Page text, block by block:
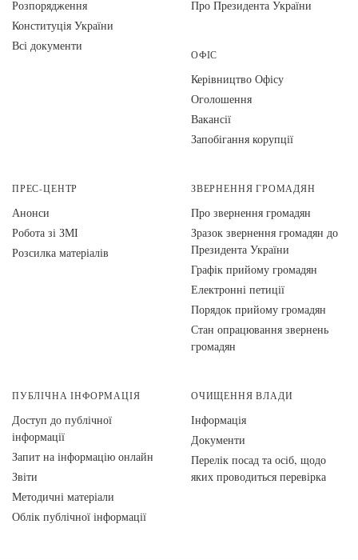
Розпорядження
Конституція України
Всі документи
Про Президента України
ОФІС
Керівництво Офісу
Оголошення
Вакансії
Запобігання корупції
ПРЕС-ЦЕНТР
Анонси
Робота зі ЗМІ
Розсилка матеріалів
ЗВЕРНЕННЯ ГРОМАДЯН
Про звернення громадян
Зразок звернення громадян до
Президента України
Графік прийому громадян
Електронні петиції
Порядок прийому громадян
Стан опрацювання звернень
громадян
ПУБЛІЧНА ІНФОРМАЦІЯ
Доступ до публічної
інформації
Запит на інформацію онлайн
Звіти
Методичні матеріали
Облік публічної інформації
ОЧИЩЕННЯ ВЛАДИ
Інформація
Документи
Перелік посад та осіб, щодо
яких проводиться перевірка